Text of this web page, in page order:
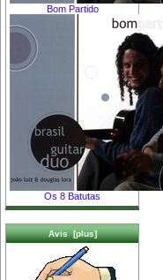
Bom Partido
Os 8 Batutas
Avis [plus]